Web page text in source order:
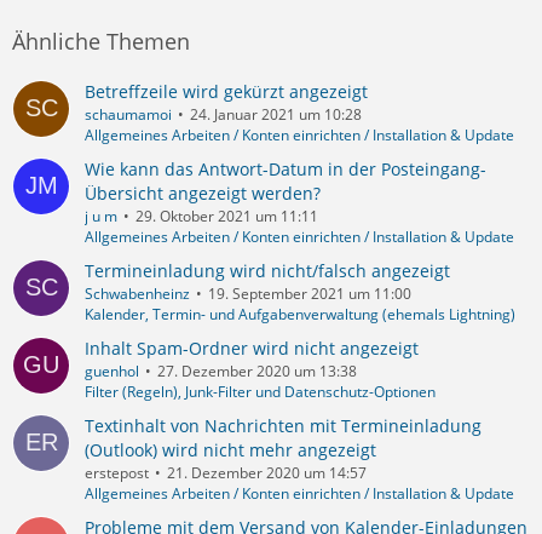
Ähnliche Themen
Betreffzeile wird gekürzt angezeigt
schaumamoi
24. Januar 2021 um 10:28
Allgemeines Arbeiten / Konten einrichten / Installation & Update
Wie kann das Antwort-Datum in der Posteingang-
Übersicht angezeigt werden?
j u m
29. Oktober 2021 um 11:11
Allgemeines Arbeiten / Konten einrichten / Installation & Update
Termineinladung wird nicht/falsch angezeigt
Schwabenheinz
19. September 2021 um 11:00
Kalender, Termin- und Aufgabenverwaltung (ehemals Lightning)
Inhalt Spam-Ordner wird nicht angezeigt
guenhol
27. Dezember 2020 um 13:38
Filter (Regeln), Junk-Filter und Datenschutz-Optionen
Textinhalt von Nachrichten mit Termineinladung
(Outlook) wird nicht mehr angezeigt
erstepost
21. Dezember 2020 um 14:57
Allgemeines Arbeiten / Konten einrichten / Installation & Update
Probleme mit dem Versand von Kalender-Einladungen